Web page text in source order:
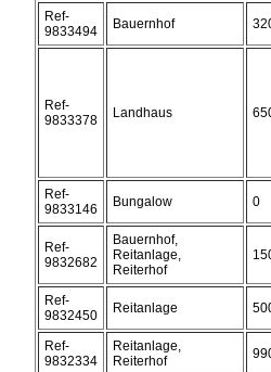
Ref-
9833494
Bauernhof
Ref-
9833378
Landhaus
Ref-
9833146
Bungalow 0
Ref-
9832682
Bauernhof,
Reitanlage,
Reiterhof
Ref-
9832450
Reitanlage
Ref-
9832334
Reitanlage,
Reiterhof